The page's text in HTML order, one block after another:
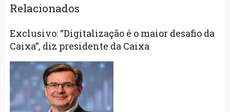
Relacionados
Exclusivo: “Digitalização é o maior desafio da
Caixa”, diz presidente da Caixa